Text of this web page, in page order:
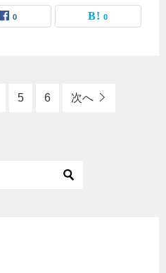
0 0
5 6 次へ